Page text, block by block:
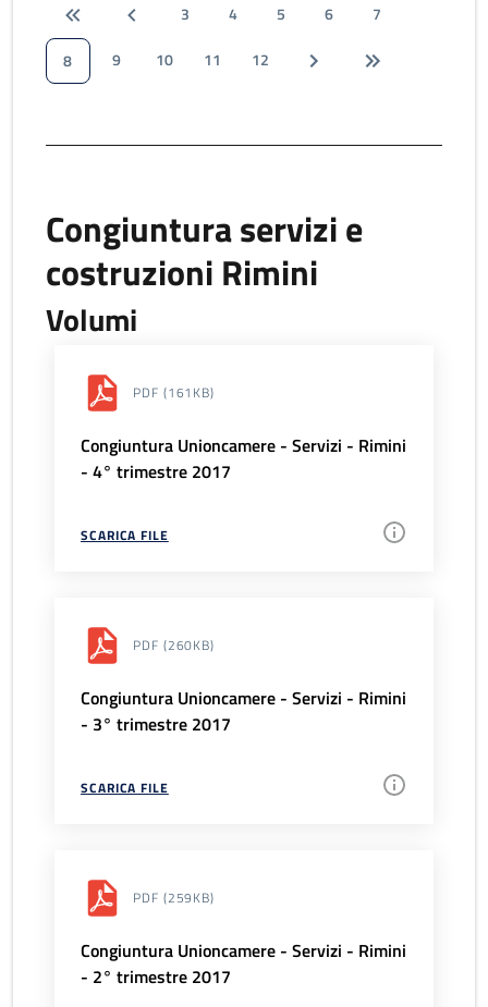
3 4 5 6
7
8
9 10 11 12
Congiuntura servizi e
costruzioni Rimini
Volumi
PDF (161KB)
Congiuntura Unioncamere - Servizi - Rimini
- 4° trimestre 2017
SCARICA FILE
PDF (260KB)
Congiuntura Unioncamere - Servizi - Rimini
- 3° trimestre 2017
SCARICA FILE
PDF (259KB)
Congiuntura Unioncamere - Servizi - Rimini
- 2° trimestre 2017